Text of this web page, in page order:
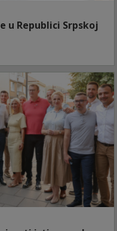
u Republici Srpskoj